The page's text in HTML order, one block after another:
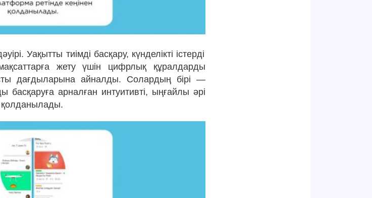
Уақытты тиімді басқару, күнделікті істерді
жету үшін цифрлық құралдарды
дағдыларына айналды. Солардың бірі —
арналған интуитивті, ыңғайлы әрі
қолданылады.